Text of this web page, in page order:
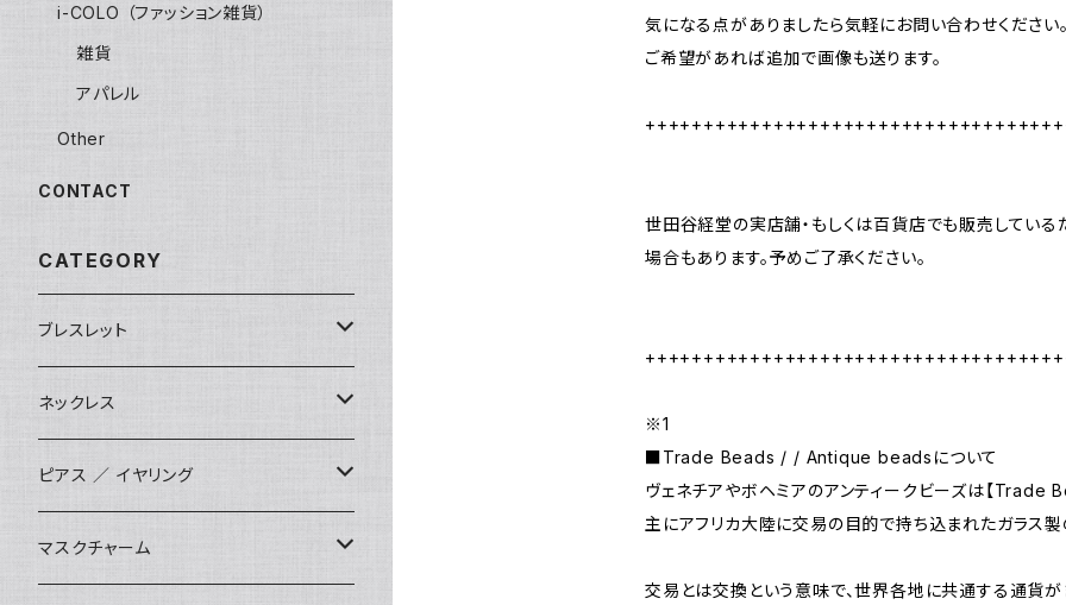
気になる点がありましたら気軽にお問い合わせください。
ご希望があれば追加で画像も送ります。
世田谷経堂の実店舗・もしくは百貨店でも販売している
場合もあります。予めご了承ください。
※1
■Trade Beads / / Antique beadsについて
ヴェネチアやボヘミアのアンティークビーズは【Trade
主にアフリカ大陸に交易の目的で持ち込まれたガラス製
交易とは交換という意味で、世界各地に共通する通貨
i-COLO （ファッション雑貨）
雑貨
アパレル
Other
CONTACT
CATEGORY
ブレスレット
数珠ブレスレット
STONE ONLY
JUZUSUKE STANDARD
ブレイドブレスレット
2連ブレスレット
ネックレス
オリジナル
インポート
ピアス ／ イヤリング
オリジナル
マスクチャーム